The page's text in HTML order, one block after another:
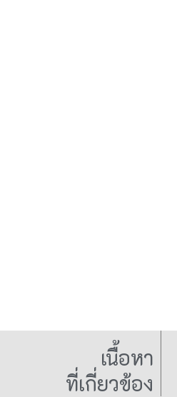
เนื้อหา
ที่เกี่ยวข้อง